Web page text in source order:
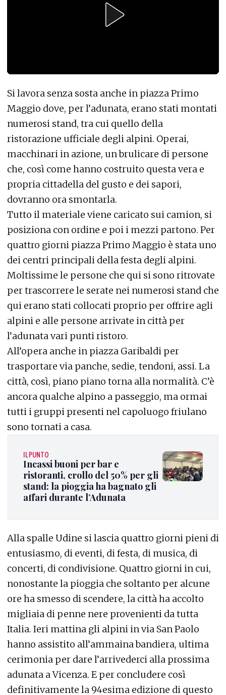
Si lavora senza sosta anche in piazza Primo
Maggio dove, per l’adunata, erano stati montati
numerosi stand, tra cui quello della
ristorazione ufficiale degli alpini. Operai,
macchinari in azione, un brulicare di persone
che, così come hanno costruito questa vera e
propria cittadella del gusto e dei sapori,
dovranno ora smontarla.
Tutto il materiale viene caricato sui camion, si
posiziona con ordine e poi i mezzi partono. Per
quattro giorni piazza Primo Maggio è stata uno
dei centri principali della festa degli alpini.
Moltissime le persone che qui si sono ritrovate
per trascorrere le serate nei numerosi stand che
qui erano stati collocati proprio per offrire agli
alpini e alle persone arrivate in città per
l’adunata vari punti ristoro.
All’opera anche in piazza Garibaldi per
trasportare via panche, sedie, tendoni, assi. La
città, così, piano piano torna alla normalità. C’è
ancora qualche alpino a passeggio, ma ormai
tutti i gruppi presenti nel capoluogo friulano
sono tornati a casa.
IL PUNTO
Incassi buoni per bar e
ristoranti, crollo del 50% per gli
stand: la pioggia ha bagnato gli
affari durante l’Adunata
Alla spalle Udine si lascia quattro giorni pieni di
entusiasmo, di eventi, di festa, di musica, di
concerti, di condivisione. Quattro giorni in cui,
nonostante la pioggia che soltanto per alcune
ore ha smesso di scendere, la città ha accolto
migliaia di penne nere provenienti da tutta
Italia. Ieri mattina gli alpini in via San Paolo
hanno assistito all’ammaina bandiera, ultima
cerimonia per dare l’arrivederci alla prossima
adunata a Vicenza. E per concludere così
definitivamente la 94esima edizione di questo